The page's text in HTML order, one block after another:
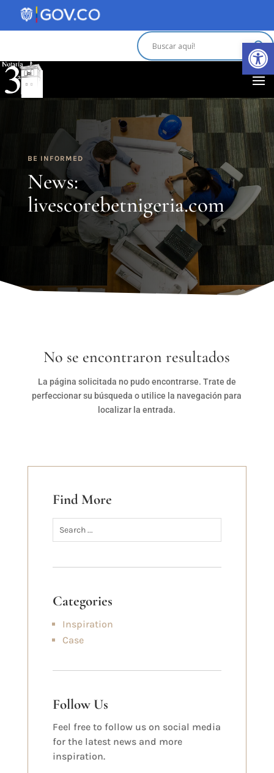
Abrir
BE INFORMED
News:
livescorebetnigeria.com
No se encontraron resultados
La página solicitada no pudo encontrarse. Trate de
perfeccionar su búsqueda o utilice la navegación para
localizar la entrada.
Find More
Categories
Inspiration
Case
Follow Us
Feel free to follow us on social media
for the latest news and more
inspiration.